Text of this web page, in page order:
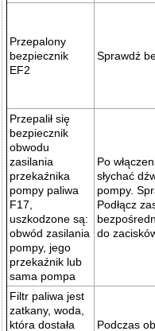
Przepalony
bezpiecznik
EF2
Sprawdź
Przepalił się
bezpiecznik
obwodu
zasilania
przekaźnika
pompy paliwa
F17,
uszkodzone są:
obwód zasilania
pompy, jego
przekaźnik lub
sama pompa
Po
słychać
pompy.
Podłącz
do
Filtr paliwa jest
zatkany, woda,
która dostała
Podczas